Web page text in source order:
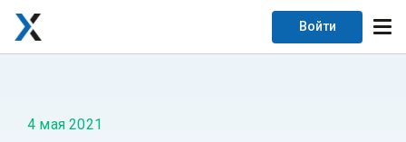
Войти
4 мая 2021